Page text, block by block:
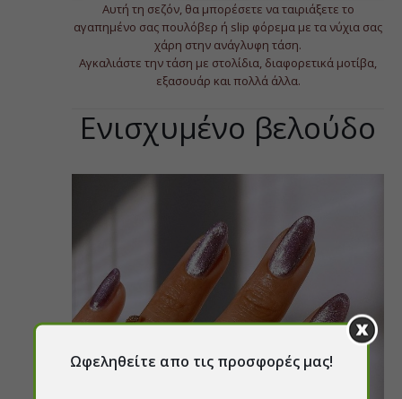
Αυτή τη σεζόν, θα μπορέσετε να ταιριάξετε το
αγαπημένο σας πουλόβερ ή slip φόρεμα με τα νύχια σας
χάρη στην ανάγλυφη τάση.
Αγκαλιάστε την τάση με στολίδια, διαφορετικά μοτίβα,
εξασουάρ και πολλά άλλα.
Ενισχυμένο βελούδο
Ωφεληθείτε απο τις προσφορές μας!